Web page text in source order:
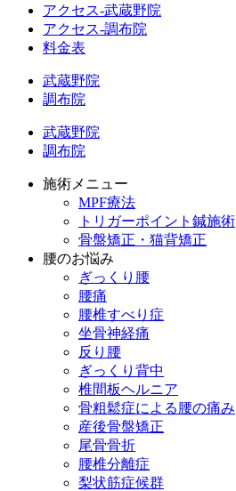
アクセス-武蔵野院
アクセス-調布院
料金表
武蔵野院
調布院
武蔵野院
調布院
施術メニュー
MPF療法
トリガーポイント鍼施術
骨盤矯正・猫背矯正
腰のお悩み
ぎっくり腰
腰痛
腰椎すべり症
坐骨神経痛
反り腰
ぎっくり背中
椎間板ヘルニア
骨粗鬆症による腰の痛み
産後骨盤矯正
尾骨骨折
腰椎分離症
梨状筋症候群